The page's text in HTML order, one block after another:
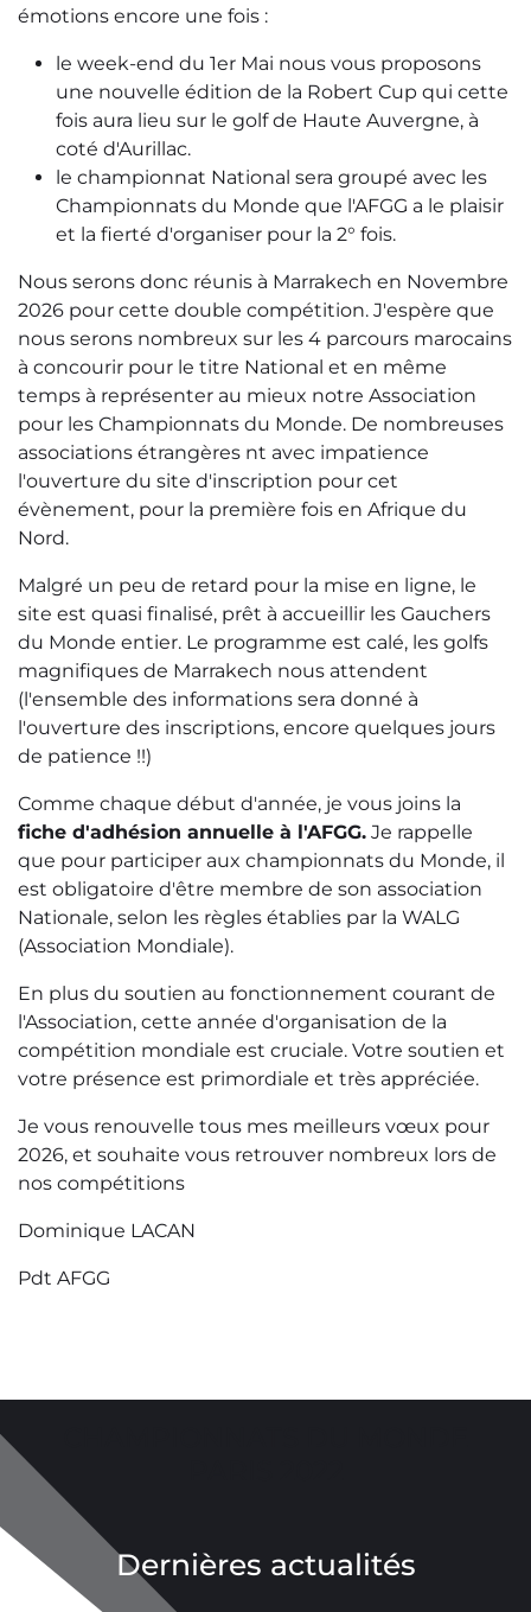
émotions encore une fois :
le week-end du 1er Mai nous vous proposons
une nouvelle édition de la Robert Cup qui cette
fois aura lieu sur le golf de Haute Auvergne, à
coté d'Aurillac.
le championnat National sera groupé avec les
Championnats du Monde que l'AFGG a le plaisir
et la fierté d'organiser pour la 2° fois.
Nous serons donc réunis à Marrakech en Novembre
2026 pour cette double compétition. J'espère que
nous serons nombreux sur les 4 parcours marocains
à concourir pour le titre National et en même
temps à représenter au mieux notre Association
pour les Championnats du Monde. De nombreuses
associations étrangères nt avec impatience
l'ouverture du site d'inscription pour cet
évènement, pour la première fois en Afrique du
Nord.
Malgré un peu de retard pour la mise en ligne, le
site est quasi finalisé, prêt à accueillir les Gauchers
du Monde entier. Le programme est calé, les golfs
magnifiques de Marrakech nous attendent
(l'ensemble des informations sera donné à
l'ouverture des inscriptions, encore quelques jours
de patience !!)
Comme chaque début d'année, je vous joins la
fiche d'adhésion annuelle à l'AFGG. Je rappelle
que pour participer aux championnats du Monde, il
est obligatoire d'être membre de son association
Nationale, selon les règles établies par la WALG
(Association Mondiale).
En plus du soutien au fonctionnement courant de
l'Association, cette année d'organisation de la
compétition mondiale est cruciale. Votre soutien et
votre présence est primordiale et très appréciée.
Je vous renouvelle tous mes meilleurs vœux pour
2026, et souhaite vous retrouver nombreux lors de
nos compétitions
Dominique LACAN
Pdt AFGG
Dernières actualités